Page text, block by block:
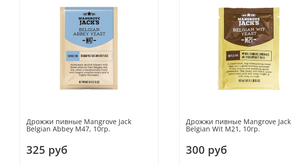
Дрожжи пивные Mangrove Jack
Belgian Abbey M47, 10гр.
325 руб
Дрожжи пивные Mangrove Jack
Belgian Wit M21, 10гр.
300 руб